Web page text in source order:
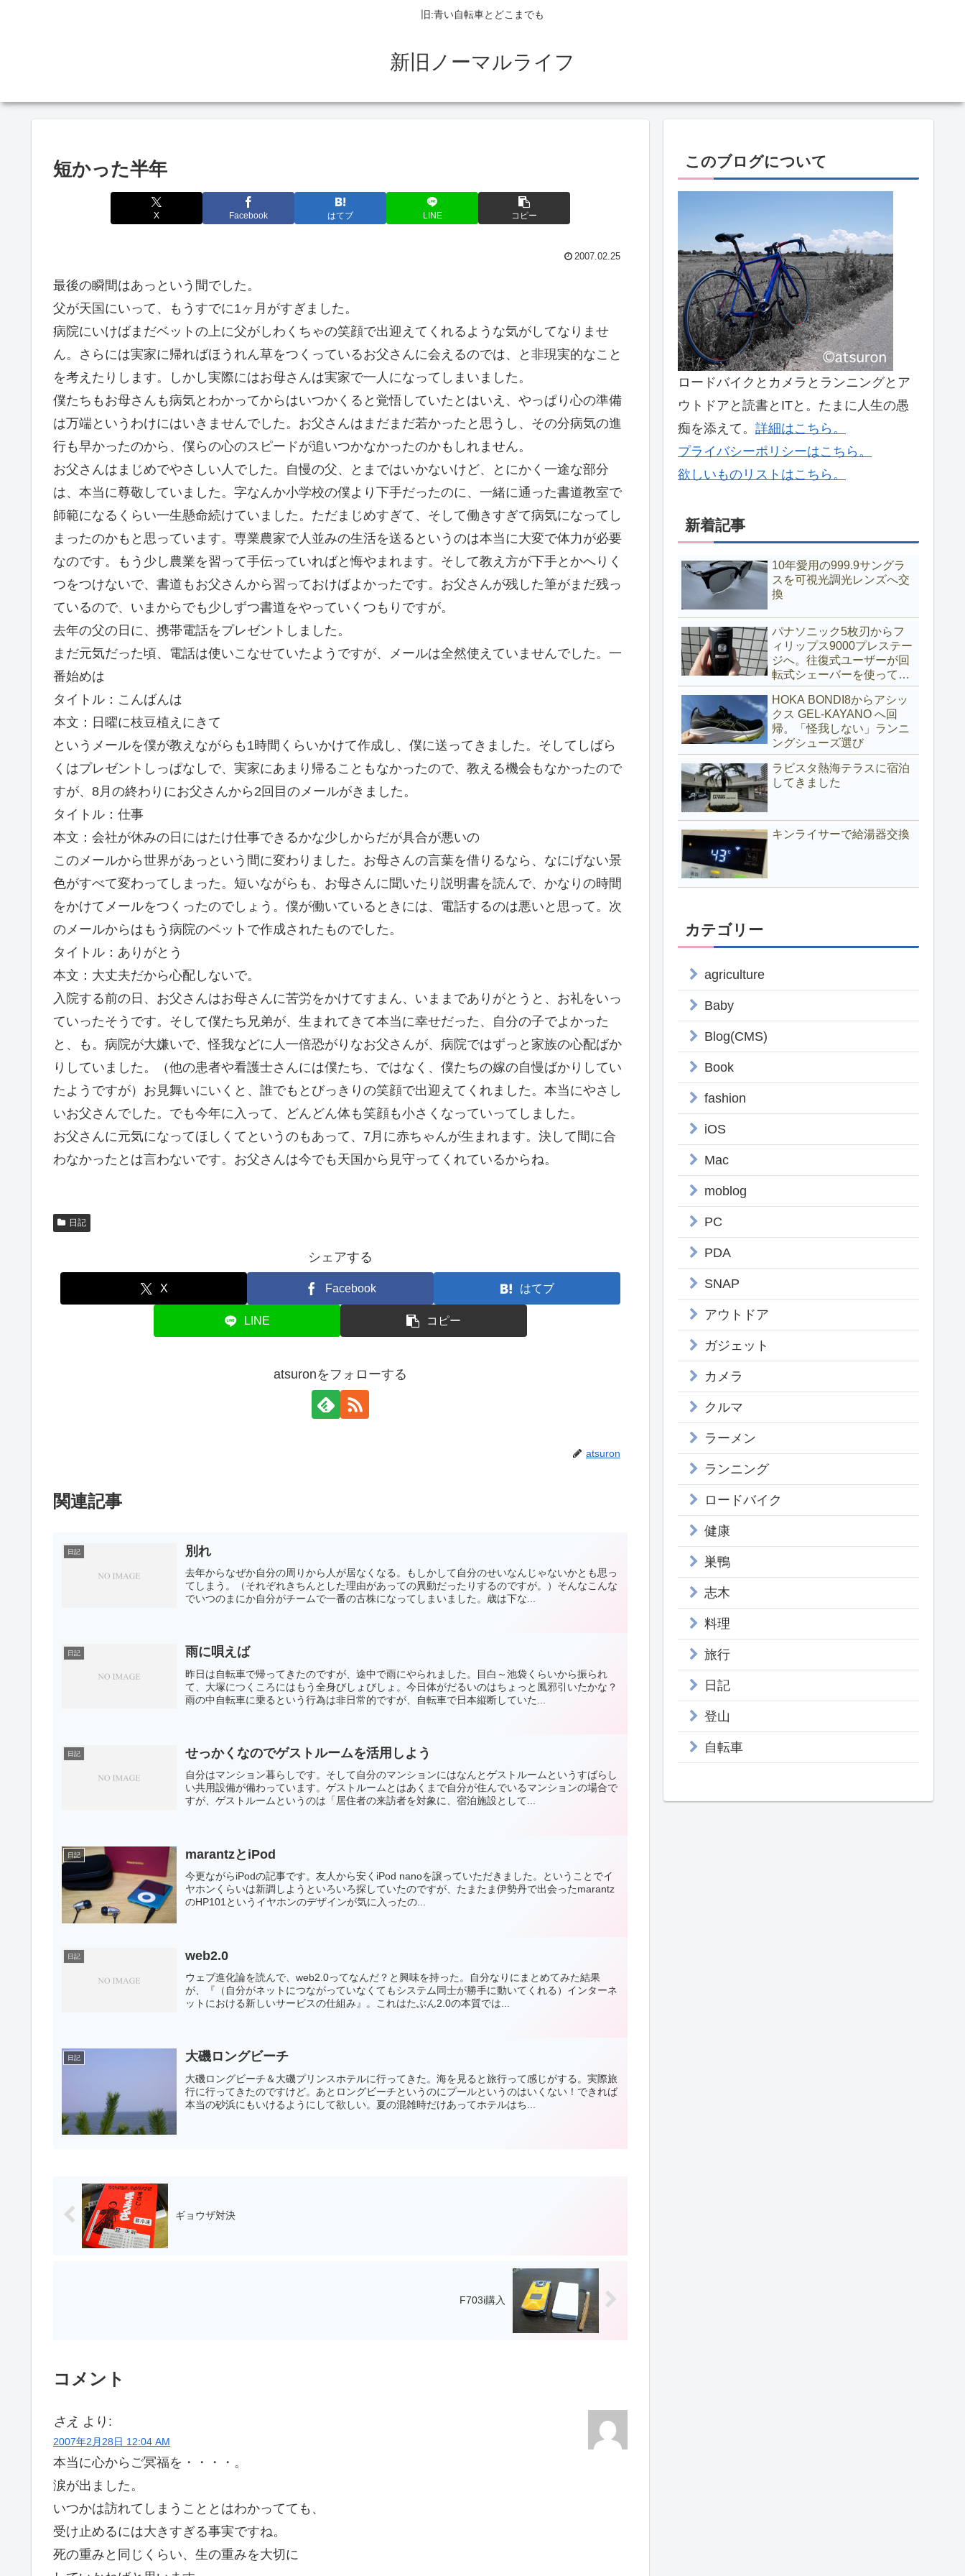
旧:青い自転車とどこまでも
新旧ノーマルライフ
短かった半年
X Facebook はてブ LINE コピー
2007.02.25
最後の瞬間はあっという間でした。
父が天国にいって、もうすでに1ヶ月がすぎました。
病院にいけばまだベットの上に父がしわくちゃの笑顔で出迎えてくれるような気がしてなりませ
ん。さらには実家に帰ればほうれん草をつくっているお父さんに会えるのでは、と非現実的なこと
を考えたりします。しかし実際にはお母さんは実家で一人になってしまいました。
僕たちもお母さんも病気とわかってからはいつかくると覚悟していたとはいえ、やっぱり心の準備
は万端というわけにはいきませんでした。お父さんはまだまだ若かったと思うし、その分病気の進
行も早かったのから、僕らの心のスピードが追いつかなかったのかもしれません。
お父さんはまじめでやさしい人でした。自慢の父、とまではいかないけど、とにかく一途な部分
は、本当に尊敬していました。字なんか小学校の僕より下手だったのに、一緒に通った書道教室で
師範になるくらい一生懸命続けていました。ただまじめすぎて、そして働きすぎて病気になってし
まったのかもと思っています。専業農家で人並みの生活を送るというのは本当に大変で体力が必要
なのです。もう少し農業を習って手伝っていればと悔やまれます。そして教え方が下手とかへりく
つをつけないで、書道もお父さんから習っておけばよかったです。お父さんが残した筆がまだ残っ
ているので、いまからでも少しずつ書道をやっていくつもりですが。
去年の父の日に、携帯電話をプレゼントしました。
まだ元気だった頃、電話は使いこなせていたようですが、メールは全然使えていませんでした。一
番始めは
タイトル：こんばんは
本文：日曜に枝豆植えにきて
というメールを僕が教えながらも1時間くらいかけて作成し、僕に送ってきました。そしてしばら
くはプレゼントしっぱなしで、実家にあまり帰ることもなかったので、教える機会もなかったので
すが、8月の終わりにお父さんから2回目のメールがきました。
タイトル：仕事
本文：会社が休みの日にはたけ仕事できるかな少しからだが具合が悪いの
このメールから世界があっという間に変わりました。お母さんの言葉を借りるなら、なにげない景
色がすべて変わってしまった。短いながらも、お母さんに聞いたり説明書を読んで、かなりの時間
をかけてメールをつくったのでしょう。僕が働いているときには、電話するのは悪いと思って。次
のメールからはもう病院のベットで作成されたものでした。
タイトル：ありがとう
本文：大丈夫だから心配しないで。
入院する前の日、お父さんはお母さんに苦労をかけてすまん、いままでありがとうと、お礼をいっ
ていったそうです。そして僕たち兄弟が、生まれてきて本当に幸せだった、自分の子でよかった
と、も。病院が大嫌いで、怪我などに人一倍恐がりなお父さんが、病院ではずっと家族の心配ばか
りしていました。（他の患者や看護士さんには僕たち、ではなく、僕たちの嫁の自慢ばかりしてい
たようですが）お見舞いにいくと、誰でもとびっきりの笑顔で出迎えてくれました。本当にやさし
いお父さんでした。でも今年に入って、どんどん体も笑顔も小さくなっていってしました。
お父さんに元気になってほしくてというのもあって、7月に赤ちゃんが生まれます。決して間に合
わなかったとは言わないです。お父さんは今でも天国から見守ってくれているからね。
日記
シェアする
X Facebook はてブ
LINE コピー
atsuronをフォローする
atsuron
関連記事
日記 別れ
去年からなぜか自分の周りから人が居なくなる。もしかして自分のせいなんじゃないかとも思っ
てしまう。（それぞれきちんとした理由があっての異動だったりするのですが。）そんなこんな
でいつのまにか自分がチームで一番の古株になってしまいました。歳は下な...
日記 雨に唄えば
昨日は自転車で帰ってきたのですが、途中で雨にやられました。目白～池袋くらいから振られ
て、大塚につくころにはもう全身びしょびしょ。今日体がだるいのはちょっと風邪引いたかな？
雨の中自転車に乗るという行為は非日常的ですが、自転車で日本縦断していた...
日記 せっかくなのでゲストルームを活用しよう
自分はマンション暮らしです。そして自分のマンションにはなんとゲストルームというすばらし
い共用設備が備わっています。ゲストルームとはあくまで自分が住んでいるマンションの場合で
すが、ゲストルームというのは「居住者の来訪者を対象に、宿泊施設として...
日記 marantzとiPod
今更ながらiPodの記事です。友人から安くiPod nanoを譲っていただきました。ということでイ
ヤホンくらいは新調しようといろいろ探していたのですが、たまたま伊勢丹で出会ったmarantz
のHP101というイヤホンのデザインが気に入ったの...
日記 web2.0
ウェブ進化論を読んで、web2.0ってなんだ？と興味を持った。自分なりにまとめてみた結果
が、『（自分がネットにつながっていなくてもシステム同士が勝手に動いてくれる）インターネ
ットにおける新しいサービスの仕組み』。これはたぶん2.0の本質では...
日記 大磯ロングビーチ
大磯ロングビーチ＆大磯プリンスホテルに行ってきた。海を見ると旅行って感じがする。実際旅
行に行ってきたのですけど。あとロングビーチというのにプールというのはいくない！できれば
本当の砂浜にもいけるようにして欲しい。夏の混雑時だけあってホテルはち...
ギョウザ対決
F703i購入
コメント
さえ より:
2007年2月28日 12:04 AM
本当に心からご冥福を・・・・。
涙が出ました。
いつかは訪れてしまうこととはわかってても、
受け止めるには大きすぎる事実ですね。
死の重みと同じくらい、生の重みを大切に
このブログについて
ロードバイクとカメラとランニングとア
ウトドアと読書とITと。たまに人生の愚
痴を添えて。 詳細はこちら。
プライバシーポリシーはこちら。
欲しいものリストはこちら。
新着記事
10年愛用の999.9サングラ
スを可視光調光レンズへ交
換
パナソニック5枚刃からフ
ィリップス9000プレステー
ジへ。往復式ユーザーが回
転式シェーバーを使ってみ
る
HOKA BONDI8からアシッ
クス GEL-KAYANO へ回
帰。「怪我しない」ランニ
ングシューズ選び
ラビスタ熱海テラスに宿泊
してきました
キンライサーで給湯器交換
カテゴリー
agriculture
Baby
Blog(CMS)
Book
fashion
iOS
Mac
moblog
PC
PDA
SNAP
アウトドア
ガジェット
カメラ
クルマ
ラーメン
ランニング
ロードバイク
健康
巣鴨
志木
料理
旅行
日記
登山
自転車